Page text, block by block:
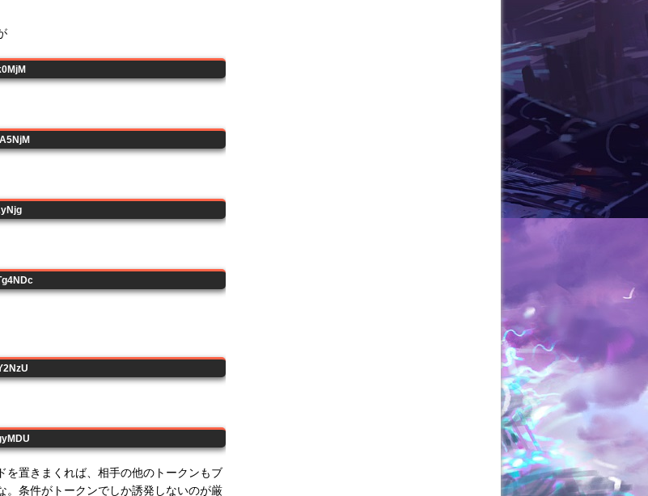
を置きまくれば、相手の他のトークンもブ
。条件がトークンでしか誘発しないのが厳